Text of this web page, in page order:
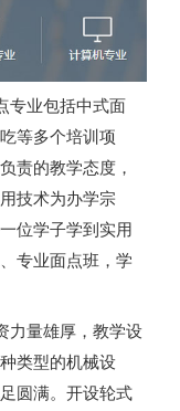
专业包括中式面
等多个培训项
责的教学态度，
技术为办学宗
位学子学到实用
专业面点班，学
力量雄厚，教学设
类型的机械设
圆满。开设轮式